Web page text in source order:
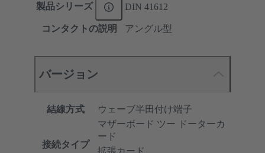
製品シリーズ DIN 41612
コンタクトの説明 アングル型
バージョン
結線方式 ウェーブ半田付け端子
接続タイプ
マザーボード ツー ドーターカ
ード